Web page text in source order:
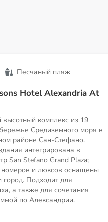
Песчаный пляж
Hotel Alexandria At
комплекс из 19
Средиземного моря в
районе Сан-Стефано.
интегрирована в
San Stefano Grand Plaza;
и люксов оснащены
Подходит для
а также для сочетания
по Александрии.